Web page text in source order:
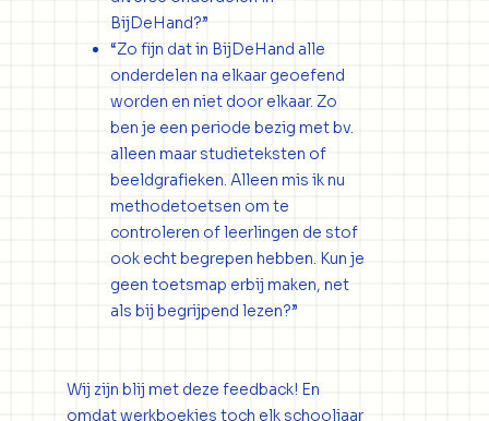
BijDeHand?”
“Zo fijn dat in BijDeHand alle
onderdelen na elkaar geoefend
worden en niet door elkaar. Zo
ben je een periode bezig met bv.
alleen maar studieteksten of
beeldgrafieken. Alleen mis ik nu
methodetoetsen om te
controleren of leerlingen de stof
ook echt begrepen hebben. Kun je
geen toetsmap erbij maken, net
als bij begrijpend lezen?”
Wij zijn blij met deze feedback! En
omdat werkboekjes toch elk schooljaar